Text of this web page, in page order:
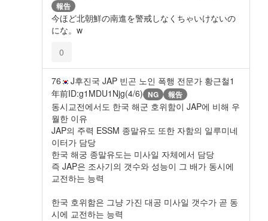
報告
今ほど北朝鮮の南進を警戒しなくちゃいけないの
にな。w
0
76 J후진국 JAP 빈곤 노인 폭행 전문가 황근철1
年前ID:g1MDU1Njg(4/6) NG 報告
동시교전에서도 한국 해군 호위함이 JAP에 비해 우
월한 이유
JAP의 주력 ESSM 종말유도 또한 자함의 일루미네
이터가 담당
한국 해궁 종말유도는 미사일 자체에서 담당
즉 JAP은 조사기의 갯수와 성능이 그 배가 동시에
교전하는 능력
한국 호위함은 그냥 가진 대공 미사일 갯수가 곧 동
시에 교전하는 능력